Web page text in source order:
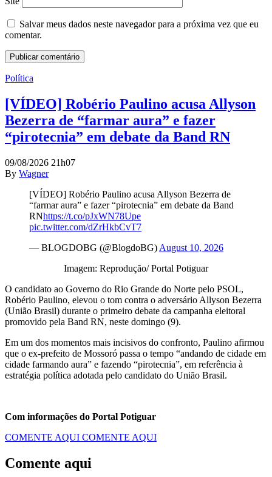
Salvar meus dados neste navegador para a próxima vez que eu
comentar.
Política
[VÍDEO] Robério Paulino acusa Allyson
Bezerra de “farmar aura” e fazer
“pirotecnia” em debate da Band RN
09/08/2026 21h07
By Wagner
[VÍDEO] Robério Paulino acusa Allyson Bezerra de
“farmar aura” e fazer “pirotecnia” em debate da Band
RNhttps://t.co/pJxWN78Upe
pic.twitter.com/dZrHkbCvT7
— BLOGDOBG (@BlogdoBG) August 10, 2026
Imagem: Reprodução/ Portal Potiguar
O candidato ao Governo do Rio Grande do Norte pelo PSOL,
Robério Paulino, elevou o tom contra o adversário Allyson Bezerra
(União Brasil) durante o primeiro debate da campanha eleitoral
promovido pela Band RN, neste domingo (9).
Em um dos momentos mais incisivos do confronto, Paulino afirmou
que o ex-prefeito de Mossoró passa o tempo “andando de cidade em
cidade farmando aura” e fazendo “pirotecnia”, em referência à
estratégia política adotada pelo candidato do União Brasil.
Com informações do Portal Potiguar
COMENTE AQUI COMENTE AQUI
Comente aqui